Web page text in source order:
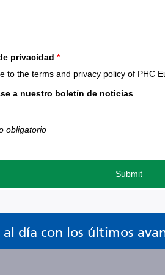
día con los últimos